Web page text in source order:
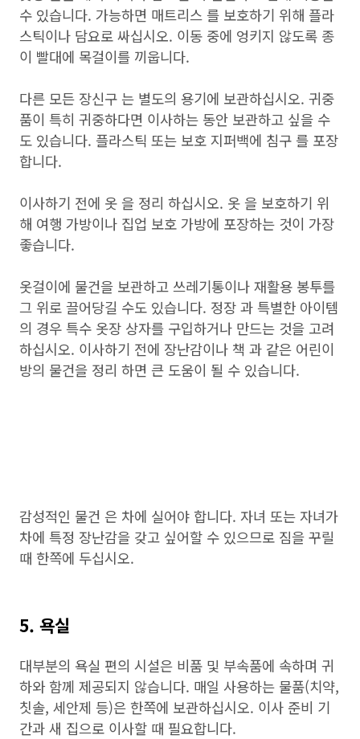
수 있습니다. 가능하면 매트리스 를 보호하기 위해 플라
스틱이나 담요로 싸십시오. 이동 중에 엉키지 않도록 종
이 빨대에 목걸이를 끼웁니다.
다른 모든 장신구 는 별도의 용기에 보관하십시오. 귀중
품이 특히 귀중하다면 이사하는 동안 보관하고 싶을 수
도 있습니다. 플라스틱 또는 보호 지퍼백에 침구 를 포장
합니다.
이사하기 전에 옷 을 정리 하십시오. 옷 을 보호하기 위
해 여행 가방이나 집업 보호 가방에 포장하는 것이 가장
좋습니다.
옷걸이에 물건을 보관하고 쓰레기통이나 재활용 봉투를
그 위로 끌어당길 수도 있습니다. 정장 과 특별한 아이템
의 경우 특수 옷장 상자를 구입하거나 만드는 것을 고려
하십시오. 이사하기 전에 장난감이나 책 과 같은 어린이
방의 물건을 정리 하면 큰 도움이 될 수 있습니다.
감성적인 물건 은 차에 실어야 합니다. 자녀 또는 자녀가
차에 특정 장난감을 갖고 싶어할 수 있으므로 짐을 꾸릴
때 한쪽에 두십시오.
5. 욕실
대부분의 욕실 편의 시설은 비품 및 부속품에 속하며 귀
하와 함께 제공되지 않습니다. 매일 사용하는 물품(치약,
칫솔, 세안제 등)은 한쪽에 보관하십시오. 이사 준비 기
간과 새 집으로 이사할 때 필요합니다.